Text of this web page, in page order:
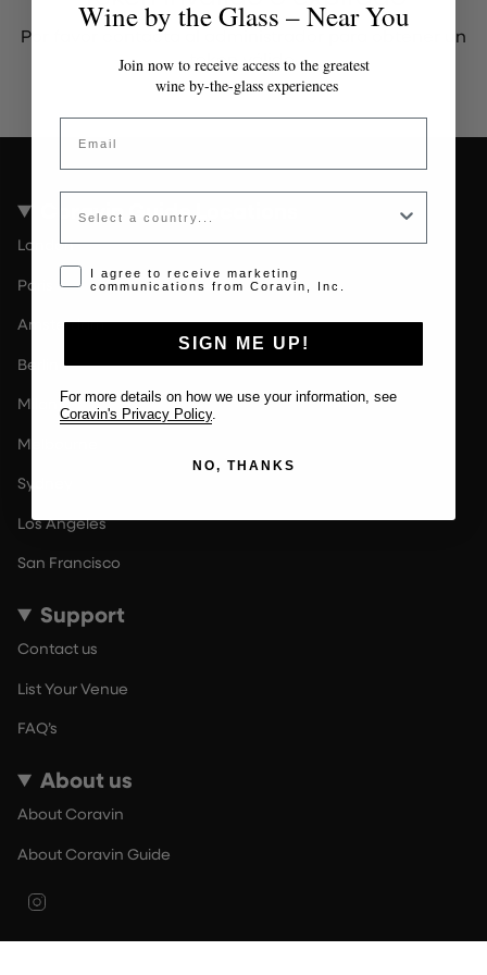
Por favor contacta al administrador para obtener un
token válido.
Coravin Guide Locations
London
Paris
Amsterdam
Berlin
Milan
Melbourne
Sydney
Los Angeles
San Francisco
Support
Contact us
List Your Venue
FAQ’s
About us
About Coravin
About Coravin Guide
Wine by the Glass – Near You
Join now to receive access to the greatest
wine by-the-glass experiences
Email
Country
Opt-in disclaimer
I agree to receive marketing
communications from Coravin, Inc.
SIGN ME UP!
For more details on how we use your information, see
Coravin's Privacy Policy
NO, THANKS